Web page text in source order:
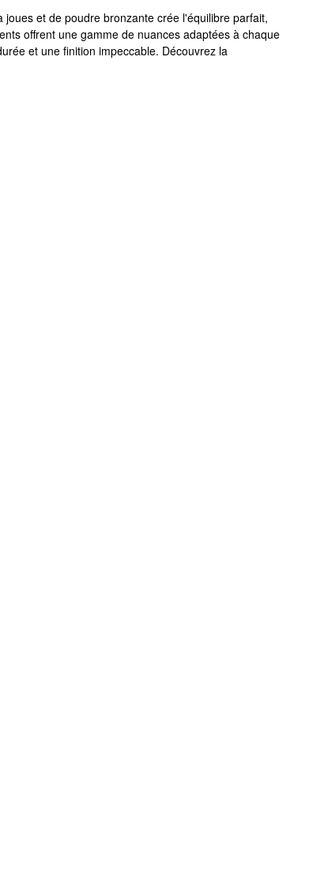
et de poudre bronzante crée l'équilibre parfait,
offrent une gamme de nuances adaptées à chaque
et une finition impeccable. Découvrez la